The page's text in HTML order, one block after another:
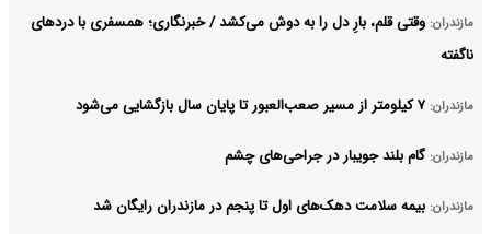
مازندران: وقتی قلم، بارِ دل را به دوش می‌کشد / خبرنگاری؛ همسفری با دردهای
ناگفته
مازندران: ۷ کیلومتر از مسیر صعب‌العبور تا پایان سال بازگشایی می‌شود
مازندران: گام بلند جویبار در جراحی‌های چشم
مازندران: بیمه سلامت دهک‌های اول تا پنجم در مازندران رایگان شد